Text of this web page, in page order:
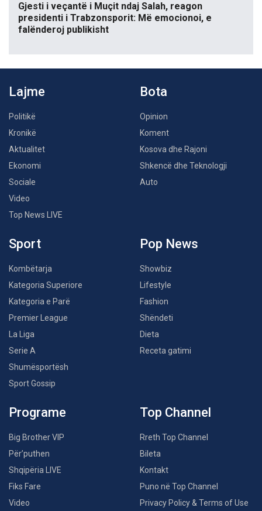
Gjesti i veçantë i Muçit ndaj Salah, reagon
presidenti i Trabzonsporit: Më emocionoi, e
falënderoj publikisht
Lajme
Politikë
Kronikë
Aktualitet
Ekonomi
Sociale
Video
Top News LIVE
Bota
Opinion
Koment
Kosova dhe Rajoni
Shkencë dhe Teknologji
Auto
Sport
Kombëtarja
Kategoria Superiore
Kategoria e Parë
Premier League
La Liga
Serie A
Shumësportësh
Sport Gossip
Pop News
Showbiz
Lifestyle
Fashion
Shëndeti
Dieta
Receta gatimi
Programe
Big Brother VIP
Për’puthen
Shqipëria LIVE
Fiks Fare
Video
Top Channel
Rreth Top Channel
Bileta
Kontakt
Puno në Top Channel
Privacy Policy & Terms of Use